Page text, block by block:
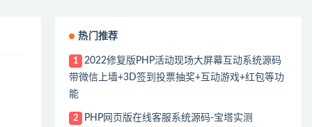
热门推荐
1
2022修复版PHP活动现场大屏幕互动系统源码
带微信上墙+3D签到投票抽奖+互动游戏+红包等功
能
2 PHP网页版在线客服系统源码-宝塔实测